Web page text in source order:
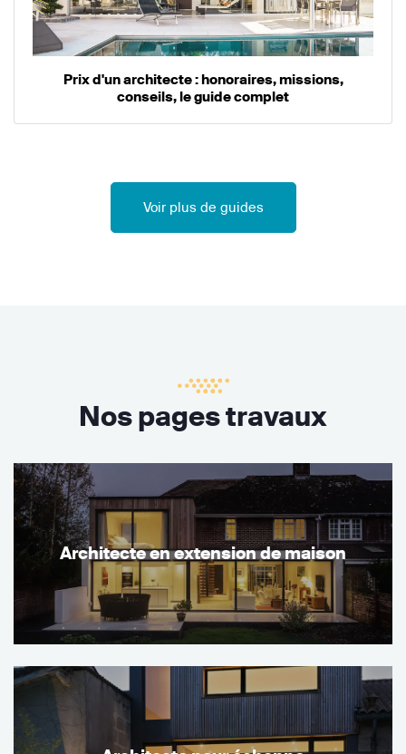
Prix d'un architecte : honoraires, missions,
conseils, le guide complet
Voir plus de guides
Nos pages travaux
Architecte en extension de maison